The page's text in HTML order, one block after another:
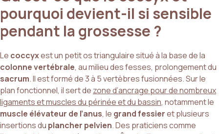
pourquoi devient-il si sensible
pendant la grossesse ?
Le coccyxest un petit os triangulaire situé à la base de la
colonne vertébrale, au milieu des fesses, prolongement du
sacrum. Il est formé de 3 à 5 vertèbres fusionnées. Sur le
plan fonctionnel, il sert de zone d’ancrage pour de nombreux
ligaments et muscles du périnée et du bassin, notamment le
muscle élévateur de l’anus, le grand fessieret plusieurs
insertions du plancher pelvien. Des praticiens comme